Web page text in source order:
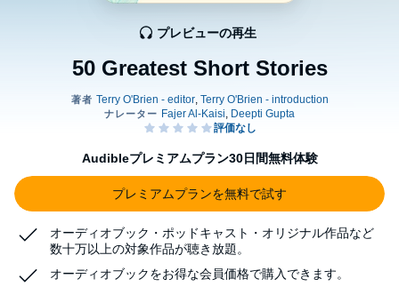
50 Greatest Short Stories
プレビューの再生
Audibleプレミアムプラン30日間無料体験
プレミアムプランを無料で試す
オーディオブック・ポッドキャスト・オリジナル作品など
数十万以上の対象作品が聴き放題。
オーディオブックをお得な会員価格で購入できます。